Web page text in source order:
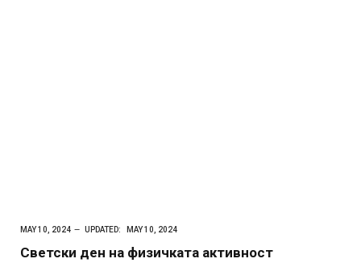
MAY 10, 2024 UPDATED: MAY 10, 2024
Светски ден на физичката активност